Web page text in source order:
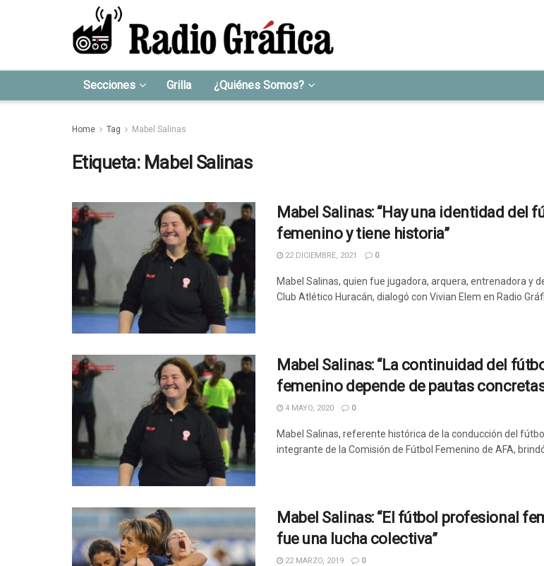
Secciones Grilla ¿Quiénes Somos?
Home Tag Mabel Salinas
Etiqueta: Mabel Salinas
Mabel Salinas: “Hay una identidad del
femenino y tiene historia”
22 DICIEMBRE, 2021 0
Mabel Salinas, quien fue jugadora, arquera, entrenadora y
Club Atlético Huracán, dialogó con Vivian Elem en Radio
Mabel Salinas: “La continuidad del
femenino depende de pautas
4 MAYO, 2020 0
Mabel Salinas, referente histórica de la conducción del
integrante de la Comisión de Fútbol Femenino de AFA, brindó
Mabel Salinas: “El fútbol profesional
fue una lucha colectiva”
22 MARZO, 2019 0